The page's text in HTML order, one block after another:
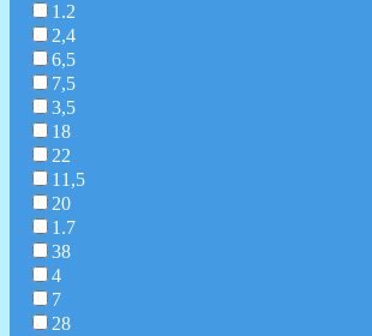
1.2
2,4
6,5
7,5
3,5
18
22
11,5
20
1.7
38
4
7
28